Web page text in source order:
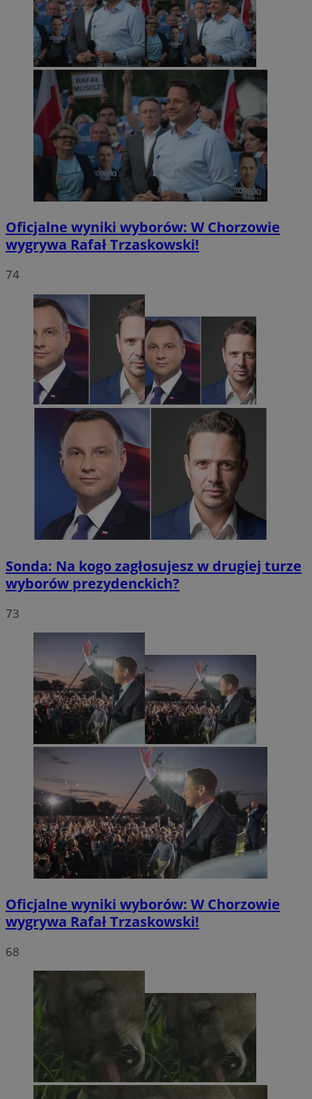
Oficjalne wyniki wyborów: W Chorzowie
wygrywa Rafał Trzaskowski!
74
Sonda: Na kogo zagłosujesz w drugiej turze
wyborów prezydenckich?
73
Oficjalne wyniki wyborów: W Chorzowie
wygrywa Rafał Trzaskowski!
68